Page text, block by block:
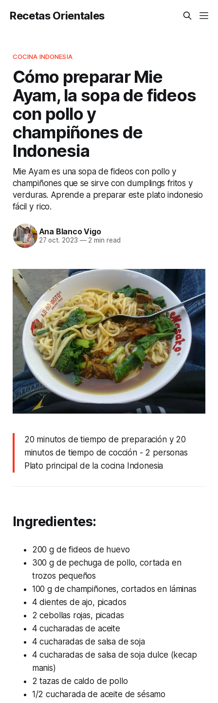
Recetas Orientales
COCINA INDONESIA
Cómo preparar Mie
Ayam, la sopa de fideos
con pollo y
champiñones de
Indonesia
Mie Ayam es una sopa de fideos con pollo y
champiñones que se sirve con dumplings fritos y
verduras. Aprende a preparar este plato indonesio
fácil y rico.
Ana Blanco Vigo
27 oct. 2023 —2 min read
20 minutos de tiempo de preparación y 20
minutos de tiempo de cocción- 2 personas
Plato principal de la cocina Indonesia
Ingredientes:
200 g de fideos de huevo
300 g de pechuga de pollo, cortada en
trozos pequeños
100 g de champiñones, cortados en láminas
4 dientes de ajo, picados
2 cebollas rojas, picadas
4 cucharadas de aceite
4 cucharadas de salsa de soja
4 cucharadas de salsa de soja dulce (kecap
manis)
2 tazas de caldo de pollo
1/2 cucharada de aceite de sésamo